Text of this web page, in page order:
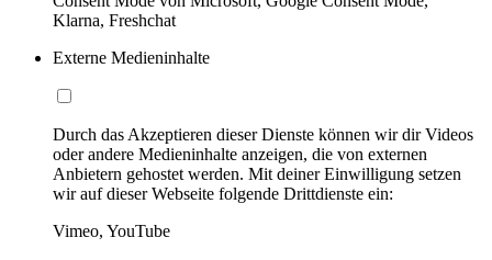
Klarna, Freshchat
Externe Medieninhalte
Durch das Akzeptieren dieser Dienste können wir dir Videos
oder andere Medieninhalte anzeigen, die von externen
Anbietern gehostet werden. Mit deiner Einwilligung setzen
wir auf dieser Webseite folgende Drittdienste ein:
Vimeo, YouTube